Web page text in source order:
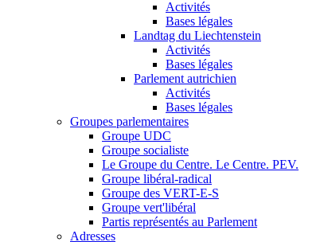
Activités
Bases légales
Landtag du Liechtenstein
Activités
Bases légales
Parlement autrichien
Activités
Bases légales
Groupes parlementaires
Groupe UDC
Groupe socialiste
Le Groupe du Centre. Le Centre. PEV.
Groupe libéral-radical
Groupe des VERT-E-S
Groupe vert'libéral
Partis représentés au Parlement
Adresses